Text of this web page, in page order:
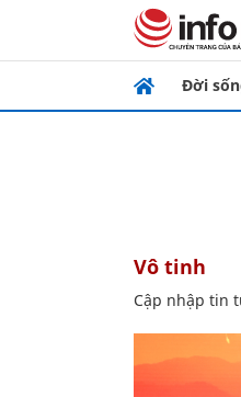
Đời
vô tinh
Cập nhập tin